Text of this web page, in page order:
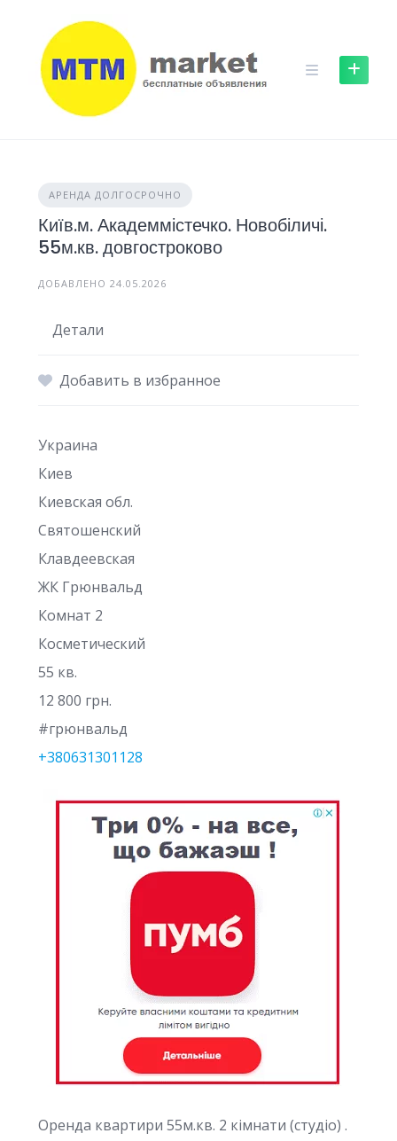
content
АРЕНДА ДОЛГОСРОЧНО
Київ.м. Академмістечко. Новобіличі.
55м.кв. довгостроково
ДОБАВЛЕНО 24.05.2026
Детали
Добавить в избранное
Украина
Киев
Киевская обл.
Святошенский
Клавдеевская
ЖК Грюнвальд
Комнат 2
Косметический
55 кв.
12 800 грн.
#грюнвальд
+380631301128
Оренда квартири 55м.кв. 2 кімнати (студіо) .